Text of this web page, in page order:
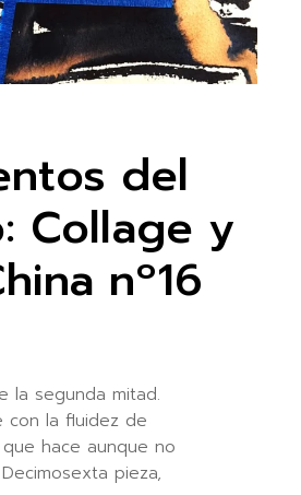
del
Collage y
nº16
la segunda mitad.
con la fluidez de
hace aunque no
pieza,